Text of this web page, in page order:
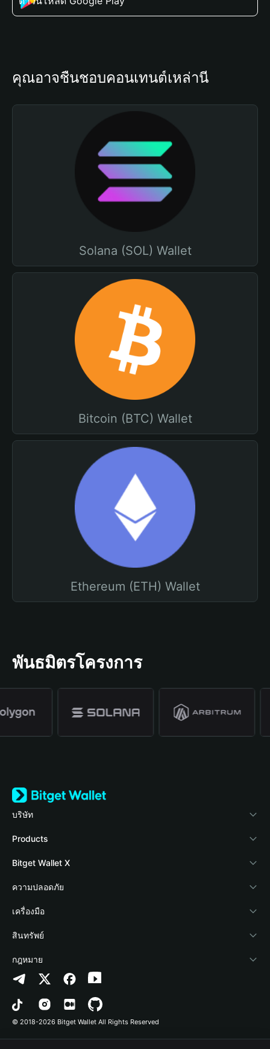
คุณอาจชื่นชอบคอนเทนต์เหล่านี้
Solana (SOL) Wallet
Bitcoin (BTC) Wallet
Ethereum (ETH) Wallet
พันธมิตรโครงการ
บริษัท
เกี่ยวกับ Bitget Wallet
Blog
Academy
ข่าวสารด้านคริปโต
ศูนย์ช่วยเหลือ
ติดต่อเรา
ทรัพยากรข้อมูลของแบรนด์
อาชีพ
Products
Crypto Card
Stablecoin Earn
Payfi Crypto
Crypto Swap API
Altcoin Season Index
Prediction Markets
DApp
Bitget Wallet X
นักพัฒนา
เชื่อมต่อ Wallet
Bitget Wallet Pay
ลิสต์โปรเจกต์
ความปลอดภัย
Protection Fund
เทคโนโลยีความปลอดภัย
เครื่องมือ
ซื้อคริปโต
การตรวจจับการอนุญาต
การตรวจจับสัญญา
การโอนเป็นชุด
สินทรัพย์
Arbitrum
Avalanche
Bitcoin
กฎหมาย
นโยบายความเป็นส่วนตัว
ข้อตกลงในการใช้บริการ
© 2018-2026 Bitget Wallet All Rights Reserved